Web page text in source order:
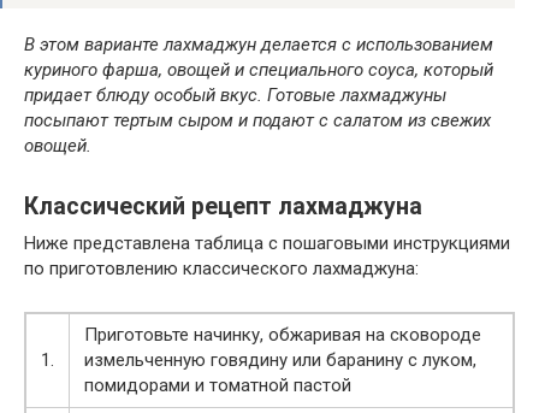
В этом варианте лахмаджун делается с использованием
куриного фарша, овощей и специального соуса, который
придает блюду особый вкус. Готовые лахмаджуны
посыпают тертым сыром и подают с салатом из свежих
овощей.
Классический рецепт лахмаджуна
Ниже представлена таблица с пошаговыми инструкциями
по приготовлению классического лахмаджуна:
1.
Приготовьте начинку, обжаривая на сковороде
измельченную говядину или баранину с луком,
помидорами и томатной пастой